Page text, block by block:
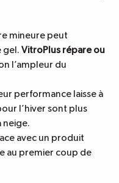
mineure peut
gel. VitroPlus répare ou
l’ampleur du
performance laisse à
l’hiver sont plus
neige.
avec un produit
au premier coup de